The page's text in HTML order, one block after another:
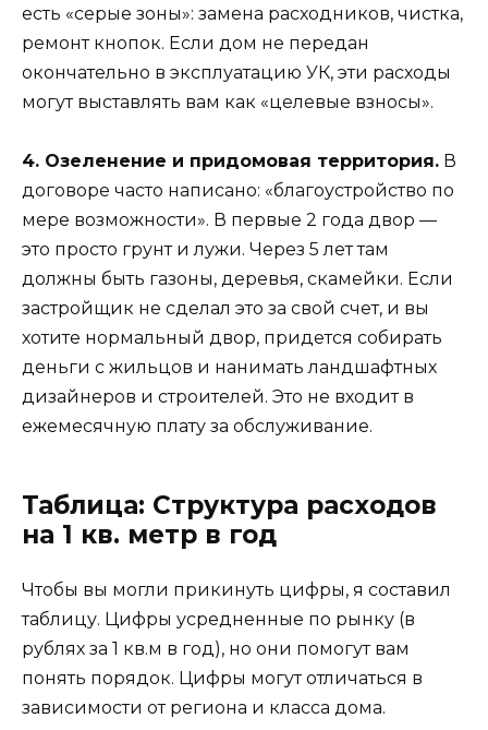
есть «серые зоны»: замена расходников, чистка,
ремонт кнопок. Если дом не передан
окончательно в эксплуатацию УК, эти расходы
могут выставлять вам как «целевые взносы».
4. Озеленение и придомовая территория. В
договоре часто написано: «благоустройство по
мере возможности». В первые 2 года двор —
это просто грунт и лужи. Через 5 лет там
должны быть газоны, деревья, скамейки. Если
застройщик не сделал это за свой счет, и вы
хотите нормальный двор, придется собирать
деньги с жильцов и нанимать ландшафтных
дизайнеров и строителей. Это не входит в
ежемесячную плату за обслуживание.
Таблица: Структура расходов
на 1 кв. метр в год
Чтобы вы могли прикинуть цифры, я составил
таблицу. Цифры усредненные по рынку (в
рублях за 1 кв.м в год), но они помогут вам
понять порядок. Цифры могут отличаться в
зависимости от региона и класса дома.